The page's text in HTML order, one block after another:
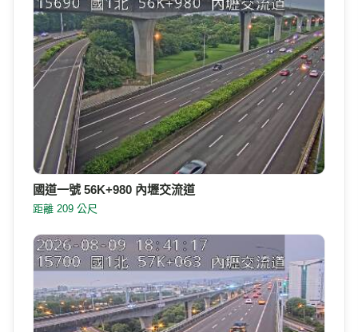
國道一號 56K+980 內壢交流道
距離 209 公尺